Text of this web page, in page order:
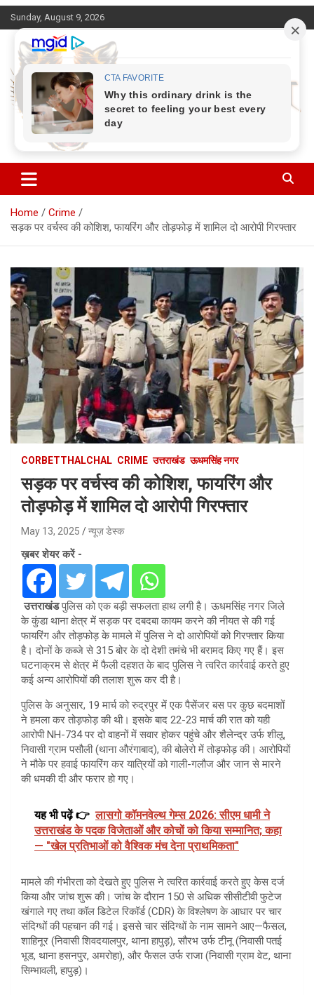
Skip
to
content
Sunday, August 9, 2026
Corbett Halchal (कॉर्बेट हलचल)
Home
Crime
सड़क पर वर्चस्व की कोशिश, फायरिंग और तोड़फोड़ में शामिल दो आरोपी गिरफ्तार
CORBETTHALCHAL CRIME उत्तराखंड ऊधमसिंह नगर
सड़क पर वर्चस्व की कोशिश, फायरिंग और
तोड़फोड़ में शामिल दो आरोपी गिरफ्तार
May 13, 2025 न्यूज़ डेस्क
ख़बर शेयर करें -
उत्तराखंडपुलिस को एक बड़ी सफलता हाथ लगी है। ऊधमसिंह नगर जिले
के कुंडा थाना क्षेत्र में सड़क पर दबदबा कायम करने की नीयत से की गई
फायरिंग और तोड़फोड़ के मामले में पुलिस ने दो आरोपियों को गिरफ्तार किया
है। दोनों के कब्जे से 315 बोर के दो देशी तमंचे भी बरामद किए गए हैं। इस
घटनाक्रम से क्षेत्र में फैली दहशत के बाद पुलिस ने त्वरित कार्रवाई करते हुए
कई अन्य आरोपियों की तलाश शुरू कर दी है।
पुलिस के अनुसार, 19 मार्च को रुद्रपुर में एक पैसेंजर बस पर कुछ बदमाशों
ने हमला कर तोड़फोड़ की थी। इसके बाद 22-23 मार्च की रात को यही
आरोपी NH-734 पर दो वाहनों में सवार होकर पहुंचे और शैलेन्द्र उर्फ शीलू,
निवासी ग्राम पसौली (थाना औरंगाबाद), की बोलेरो में तोड़फोड़ की। आरोपियों
ने मौके पर हवाई फायरिंग कर यात्रियों को गाली-गलौज और जान से मारने
की धमकी दी और फरार हो गए।
यह भी पढ़ें 👉 लासगो कॉमनवेल्थ गेम्स 2026: सीएम धामी ने
उत्तराखंड के पदक विजेताओं और कोचों को किया सम्मानित; कहा
— "खेल प्रतिभाओं को वैश्विक मंच देना प्राथमिकता"
मामले की गंभीरता को देखते हुए पुलिस ने त्वरित कार्रवाई करते हुए केस दर्ज
किया और जांच शुरू की। जांच के दौरान 150 से अधिक सीसीटीवी फुटेज
खंगाले गए तथा कॉल डिटेल रिकॉर्ड (CDR) के विश्लेषण के आधार पर चार
संदिग्धों की पहचान की गई। इससे चार संदिग्धों के नाम सामने आए—फैसल,
शाहिनूर (निवासी शिवदयालपुर, थाना हापुड़), सौरभ उर्फ टीनू (निवासी पतई
भूड, थाना हसनपुर, अमरोहा), और फैसल उर्फ राजा (निवासी ग्राम वेट, थाना
सिम्भावली, हापुड़)।